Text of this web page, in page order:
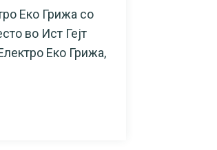
Еко Грижа со
во Ист Гејт
Еко Грижа,